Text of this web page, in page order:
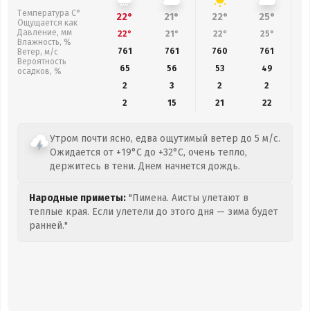
Температура С°
Ощущается как
Давление, мм
Влажность, %
Ветер, м/с
Вероятность
осадков, %
22° 21° 22° 25°
22° 21° 22° 25°
761
761 760 761
65
56 53
49
2
3 2
2
2
15 21 22
Утром почти ясно, едва ощутимый ветер до 5 м/с.
Ожидается от +19°C до +32°C, очень тепло,
держитесь в тени. Днем начнется дождь.
Народные приметы: "Пимена. Аисты улетают в
теплые края. Если улетели до этого дня — зима будет
ранней."